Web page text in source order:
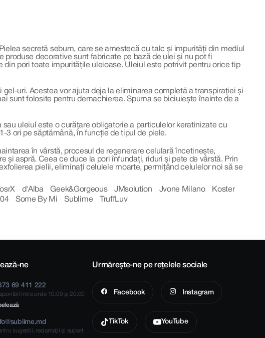
secretă sebum, care se amestecă cu talc și impurități din mediul
decorative sunt fabricate pe bază de ulei și nu pot fi
pori toate impuritățile uleioase. Uleiul este potrivit pentru orice tip
gel-uri. Acestea vor ajuta deja la eliminarea completă a transpirației și
sunt folosite pentru demachierea. Spuma se biciuiește înainte de a
uleiul este o curățare obligatorie a particulelor keratinizate cu
3 ori pe săptămână, în funcție de tipul de piele.
în vârstă, procesul de regenerare celulară încetinește,
aspră. Ceea ce duce la pori înfundați, riduri și pete de vârstă. Prin
pielii, eliminați celulele moarte, permițând celulelor noi să se
d'Alba Geek&Gorgeous JMsolution Jvone Milano
Koster
Some By Mi Sublime TruffLuv
ne
69 411 222
între orele 10:00 și 20:00
sugestii, reclamații și suport
Urmărește-ne pe rețelele sociale
Facebook Instagram
TikTok YouTube